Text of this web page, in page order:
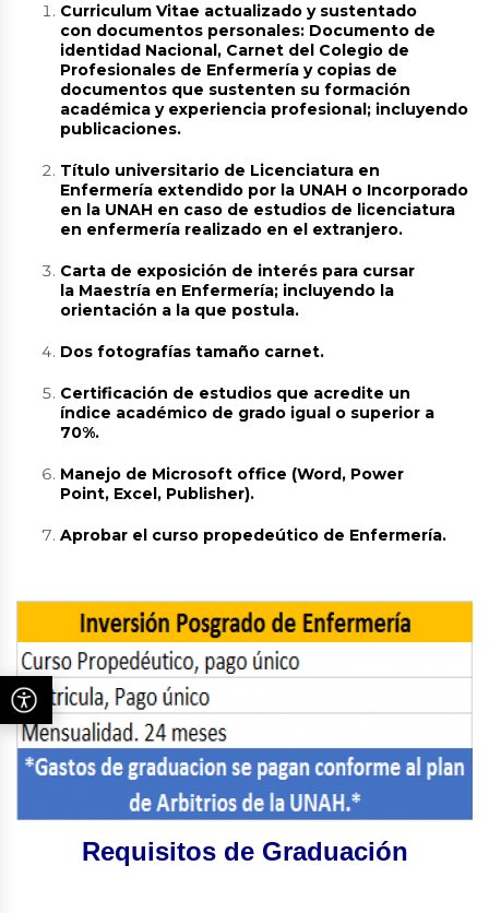
Curriculum Vitae actualizado y sustentado
con documentos personales: Documento de
identidad Nacional, Carnet del Colegio de
Profesionales de Enfermería y copias de
documentos que sustenten su formación
académica y experiencia profesional; incluyendo
publicaciones.
Título universitario de Licenciatura en
Enfermería extendido por la UNAH o Incorporado
en la UNAH en caso de estudios de licenciatura
en enfermería realizado en el extranjero.
Carta de exposición de interés para cursar
la Maestría en Enfermería; incluyendo la
orientación a la que postula.
Dos fotografías tamaño carnet.
Certificación de estudios que acredite un
índice académico de grado igual o superior a
70%.
Manejo de Microsoft office (Word, Power
Point, Excel, Publisher).
Aprobar el curso propedeútico de Enfermería.
Requisitos de Graduación